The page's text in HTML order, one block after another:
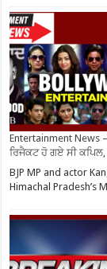
Entertainment News
ਰਿਜੈਕਟ ਹੋ ਗਏ ਸੀ
BJP MP and actor
Himachal Pradesh’s